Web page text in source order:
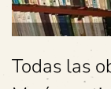
Todas las